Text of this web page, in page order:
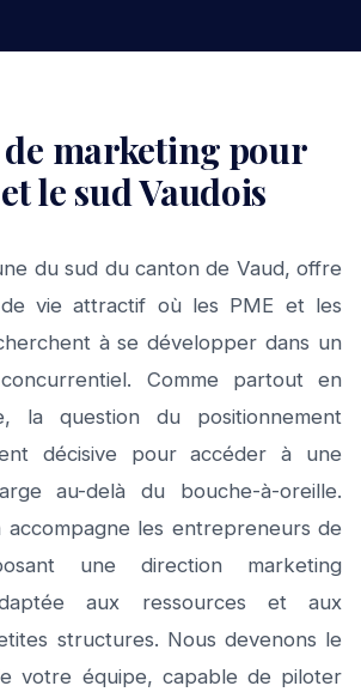
de marketing pour
le sud Vaudois
du sud du canton de Vaud, offre
vie attractif où les PME et les
à se développer dans un
Comme partout en
la question du positionnement
décisive pour accéder à une
au-delà du bouche-à-oreille.
accompagne les entrepreneurs de
une direction marketing
aux ressources et aux
structures. Nous devenons le
votre équipe, capable de piloter